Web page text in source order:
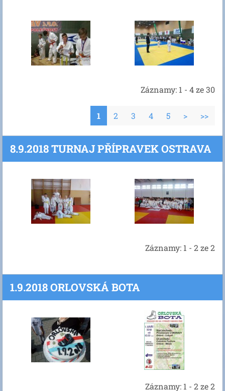
Záznamy: 1 - 4 ze 30
1 2 3 4 5 > >>
8.9.2018 TURNAJ PŘÍPRAVEK OSTRAVA
Záznamy: 1 - 2 ze 2
1.9.2018 ORLOVSKÁ BOTA
Záznamy: 1 - 2 ze 2